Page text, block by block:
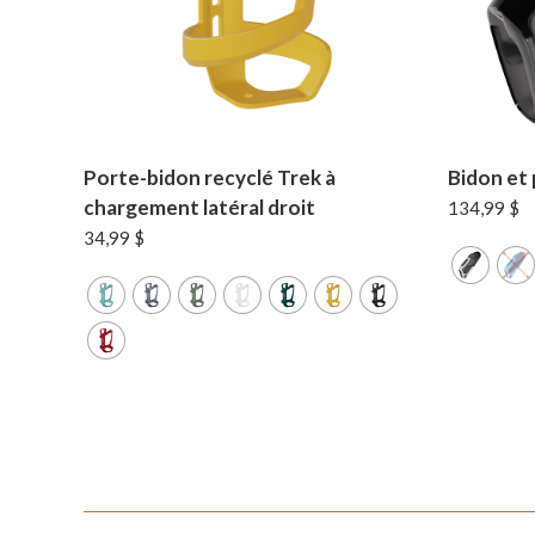
Porte-bidon recyclé Trek à
chargement latéral droit
34,99 $
Bidon et
134,99 $